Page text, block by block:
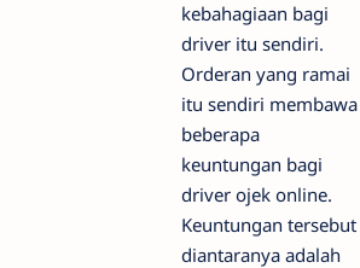
kebahagiaan bagi
driver itu sendiri.
Orderan yang ramai
itu sendiri membawa
beberapa
keuntungan bagi
driver ojek online.
Keuntungan tersebut
diantaranya adalah